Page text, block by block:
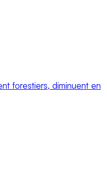
forestiers, diminuent en